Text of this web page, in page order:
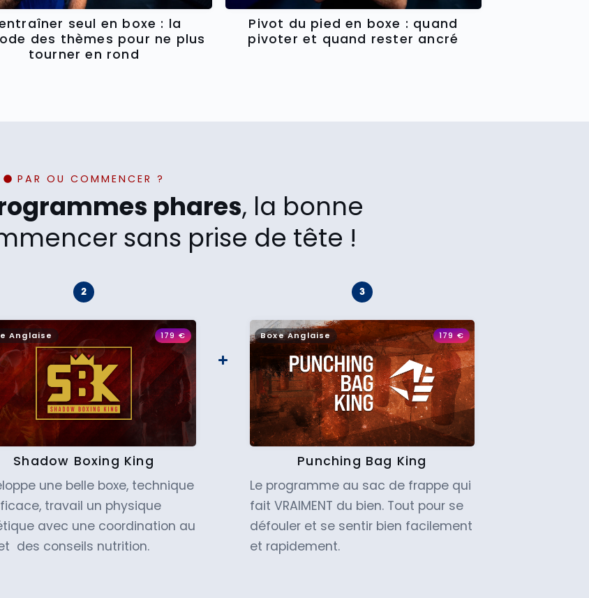
seul en boxe : la
des thèmes pour ne plus
tourner en rond
Pivot du pied en boxe : quand
pivoter et quand rester ancré
PAR OU COMMENCER ?
phares, la bonne
sans prise de tête !
Anglaise 179€
Shadow Boxing King
une belle boxe, technique
travail un physique
avec une coordination au
des conseils nutrition.
Boxe Anglaise 179€
Punching Bag King
Le programme au sac de frappe qui
fait VRAIMENT du bien. Tout pour se
défouler et se sentir bien facilement
et rapidement.